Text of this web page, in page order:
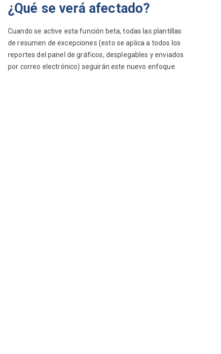
¿Qué se verá afectado?
Cuando se active esta función beta, todas las plantillas
de resumen de excepciones (esto se aplica a todos los
reportes del panel de gráficos, desplegables y enviados
por correo electrónico) seguirán este nuevo enfoque.